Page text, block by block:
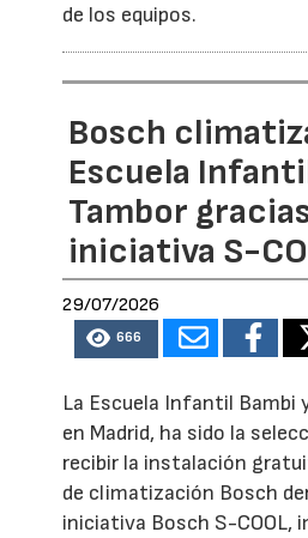
de los equipos.
Bosch
Escuela
Tambor
iniciativa S-
29/07/2026
666
La Escuela Infantil Bambi
en Madrid, ha sido la
recibir la instalación
de climatización Bosch
iniciativa Bosch S-COOL,